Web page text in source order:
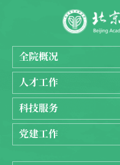
全院概况
人才工作
科技服务
党建工作